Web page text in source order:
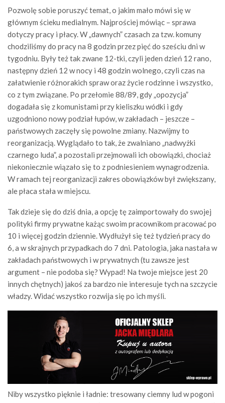
Pozwolę sobie poruszyć temat, o jakim mało mówi się w
głównym ścieku medialnym. Najprościej mówiąc – sprawa
dotyczy pracy i płacy. W „dawnych” czasach za tzw. komuny
chodziliśmy do pracy na 8 godzin przez pięć do sześciu dni w
tygodniu. Były też tak zwane 12-tki, czyli jeden dzień 12 rano,
następny dzień 12 w nocy i 48 godzin wolnego, czyli czas na
załatwienie różnorakich spraw oraz życie rodzinne i wszystko,
co z tym związane. Po przełomie 88/89, gdy „opozycja”
dogadała się z komunistami przy kieliszku wódki i gdy
uzgodniono nowy podział łupów, w zakładach – jeszcze –
państwowych zaczęły się powolne zmiany. Nazwijmy to
reorganizacją. Wyglądało to tak, że zwalniano „nadwyżki
czarnego luda”, a pozostali przejmowali ich obowiązki, chociaż
niekoniecznie wiązało się to z podniesieniem wynagrodzenia.
W ramach tej reorganizacji zakres obowiązków był zwiększany,
ale płaca stała w miejscu.
Tak dzieje się do dziś dnia, a opcję tę zaimportowały do swojej
polityki firmy prywatne każąc swoim pracownikom pracować po
10 i więcej godzin dziennie. Wydłużył się też tydzień pracy do
6, a w skrajnych przypadkach do 7 dni. Patologia, jaka nastała w
zakładach państwowych i w prywatnych (tu zawsze jest
argument – nie podoba się? Wypad! Na twoje miejsce jest 20
innych chętnych) jakoś za bardzo nie interesuje tych na szczycie
władzy. Widać wszystko rozwija się po ich myśli.
Niby wszystko pięknie i ładnie: tresowany ciemny lud w pogoni